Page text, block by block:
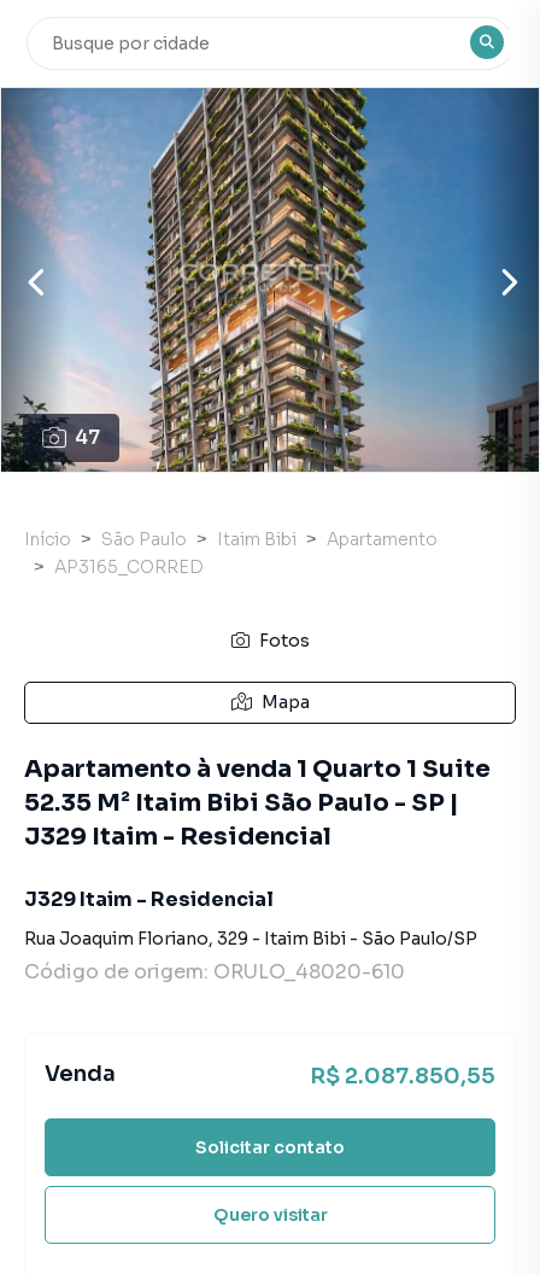
47
Início São Paulo Itaim Bibi
Apartamento
AP3165_CORRED
Fotos
Mapa
Apartamento à venda 1 Quarto 1 Suite
52.35 M² Itaim Bibi São Paulo - SP |
J329 Itaim - Residencial
J329 Itaim - Residencial
Rua Joaquim Floriano, 329 - Itaim Bibi - São Paulo/SP
Código de origem: ORULO_48020-610
Venda R$ 2.087.850,55
Solicitar contato
Quero visitar